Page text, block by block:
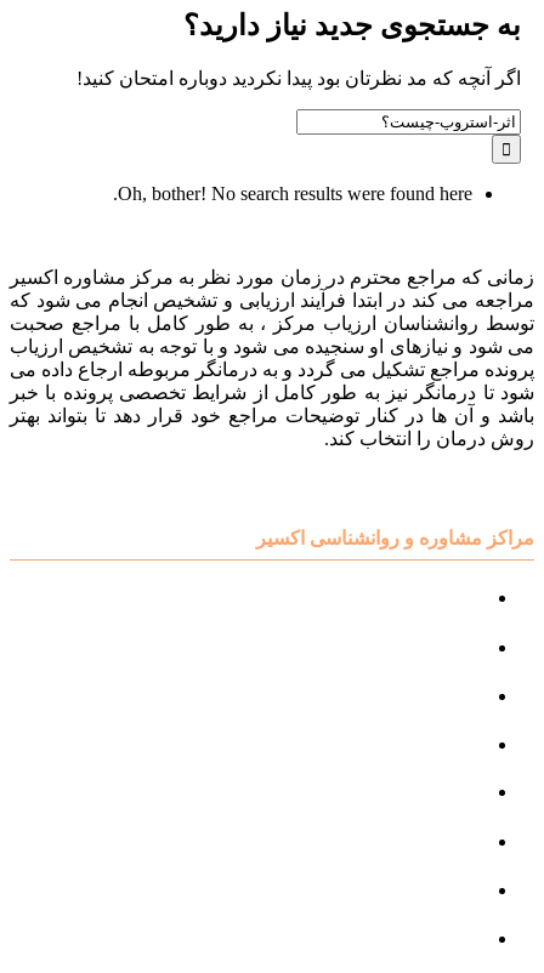
به جستجوی جديد نياز داريد؟
اگر آنچه که مد نظرتان بود پیدا نکردید دوباره امتحان کنید!
Search
for:
Oh, bother! No search results were found here.
زمانی که مراجع محترم در زمان مورد نظر به مرکز مشاوره اکسیر
مراجعه می کند در ابتدا فرآیند ارزیابی و تشخیص انجام می شود که
توسط روانشناسان ارزیاب مرکز ، به طور کامل با مراجع صحبت
می شود و نیازهای او سنجیده می شود و با توجه به تشخیص ارزیاب
پرونده مراجع تشکیل می گردد و به درمانگر مربوطه ارجاع داده می
شود تا درمانگر نیز به طور کامل از شرایط تخصصی پرونده با خبر
باشد و آن ها در کنار توضیحات مراجع خود قرار دهد تا بتواند بهتر
روش درمان را انتخاب کند.
مراکز مشاوره و روانشناسی اکسیر